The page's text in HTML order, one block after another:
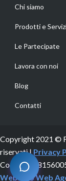
Chi siamo
Prodotti e
Le Partecipate
Lavora con noi
Blog
Contatti
Copyright 2021 ©
riservati |Privacy
Codice LEI
WebdojoWeb